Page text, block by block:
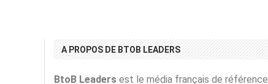
A PROPOS DE BTOB LEADERS
BtoB Leaders est le média français de référence